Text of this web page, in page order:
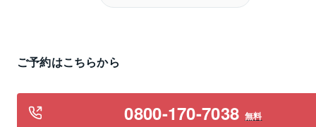
ご予約はこちらから
0800-170-7038 無料